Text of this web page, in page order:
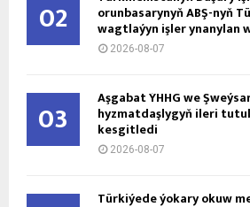
02 orunbasarynyň ABŞ-nyň
wagtlaýyn işler ynanylan
2026-08-07
03 Aşgabat ÝHHG we
hyzmatdaşlygyň ileri
kesgitledi
2026-08-07
Türkiýede ýokary okuw